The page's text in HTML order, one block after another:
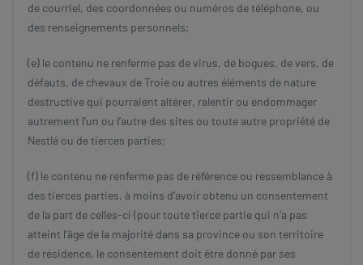
de courriel, des coordonnées ou numéros de téléphone, ou
des renseignements personnels;
(e) le contenu ne renferme pas de virus, de bogues, de vers, de
défauts, de chevaux de Troie ou autres éléments de nature
destructive qui pourraient altérer, ralentir ou endommager
autrement l’un ou l’autre des sites ou toute autre propriété de
Nestlé ou de tierces parties;
(f) le contenu ne renferme pas de référence ou ressemblance à
des tierces parties, à moins d’avoir obtenu un consentement
de la part de celles-ci (pour toute tierce partie qui n’a pas
atteint l’âge de la majorité dans sa province ou son territoire
de résidence, le consentement doit être donné par ses